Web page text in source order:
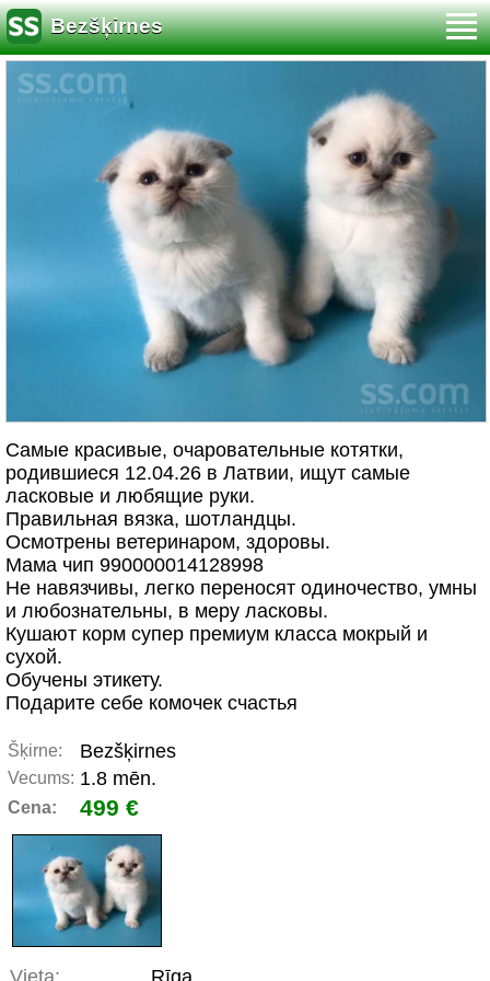
Bezšķirnes
Самые красивые, очаровательные котятки,
родившиеся 12.04.26 в Латвии, ищут самые
ласковые и любящие руки.
Правильная вязка, шотландцы.
Осмотрены ветеринаром, здоровы.
Мама чип 990000014128998
Не навязчивы, легко переносят одиночество, умны
и любознательны, в меру ласковы.
Кушают корм супер премиум класса мокрый и
сухой.
Обучены этикету.
Подарите себе комочек счастья
Šķirne: Bezšķirnes
Vecums: 1.8 mēn.
Cena: 499 €